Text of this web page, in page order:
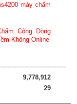
máy chấm
Công Dòng
Không Online
9,778,912
29